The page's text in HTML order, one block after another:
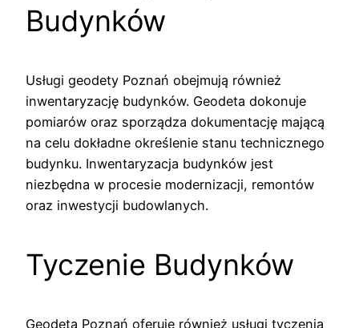
Budynków
Usługi geodety Poznań obejmują również
inwentaryzację budynków. Geodeta dokonuje
pomiarów oraz sporządza dokumentację mającą
na celu dokładne określenie stanu technicznego
budynku. Inwentaryzacja budynków jest
niezbędna w procesie modernizacji, remontów
oraz inwestycji budowlanych.
Tyczenie Budynków
Geodeta Poznań oferuje również usługi tyczenia